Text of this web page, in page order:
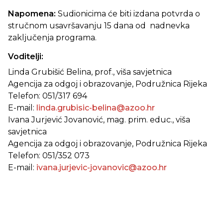
Napomena: Sudionicima će biti izdana potvrda o
stručnom usavršavanju 15 dana od nadnevka
zaključenja programa.
Voditelji:
Linda Grubišić Belina, prof., viša savjetnica
Agencija za odgoj i obrazovanje, Podružnica Rijeka
Telefon: 051/317 694
E-mail: linda.grubisic-belina@azoo.hr
Ivana Jurjević Jovanović, mag. prim. educ., viša
savjetnica
Agencija za odgoj i obrazovanje, Podružnica Rijeka
Telefon: 051/352 073
E-mail: ivana.jurjevic-jovanovic@azoo.hr